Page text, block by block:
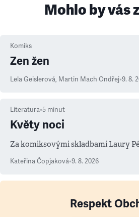
Mohlo by vás
Komiks
Zen žen
Lela Geislerová, Martin Mach Ondřej•9. 8.
Literatura•5 minut
Květy noci
Za komiksovými skladbami Laury
Kateřina Čopjaková•9. 8. 2026
Respekt